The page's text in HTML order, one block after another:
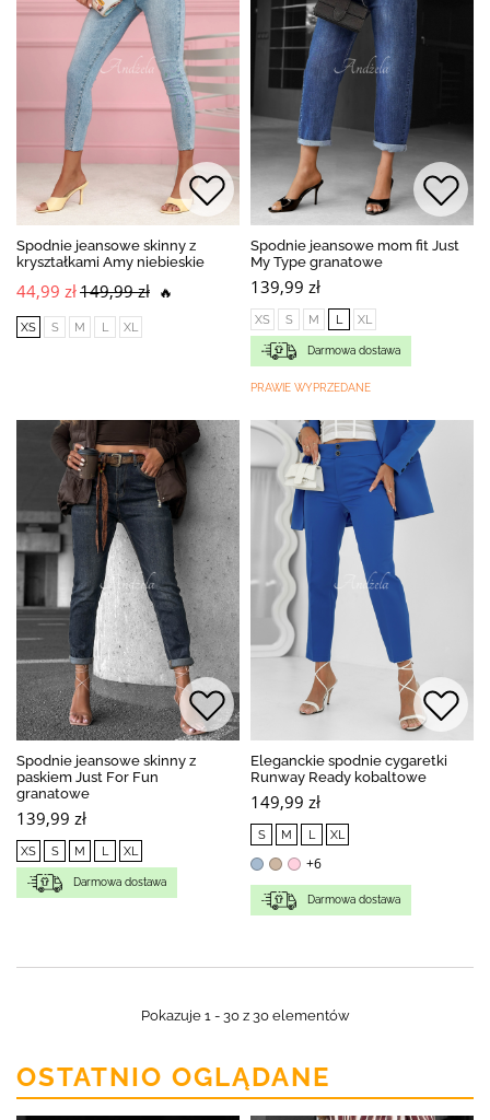
Spodnie jeansowe skinny z
kryształkami Amy niebieskie
44,99 zł149,99 zł 🔥
XS S M L XL
Spodnie jeansowe mom fit Just
My Type granatowe
139,99 zł
XS S M L XL
Darmowa dostawa
PRAWIE WYPRZEDANE
Spodnie jeansowe skinny z
paskiem Just For Fun
granatowe
139,99 zł
XS S M L XL
Darmowa dostawa
Eleganckie spodnie cygaretki
Runway Ready kobaltowe
149,99 zł
S M L XL
+6
Darmowa dostawa
Pokazuje 1 - 30 z 30 elementów
OSTATNIO OGLĄDANE